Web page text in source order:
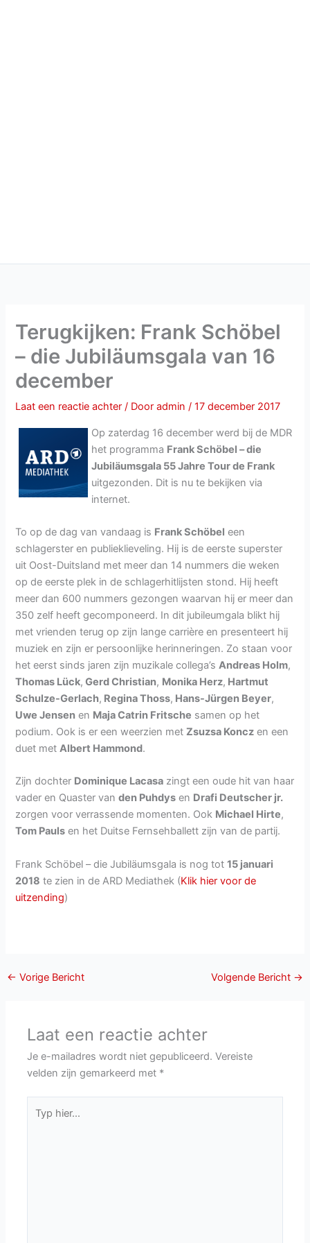
Terugkijken: Frank Schöbel
– die Jubiläumsgala van 16
december
Laat een reactie achter / Dooradmin/17 december 2017
Op zaterdag 16 december werd bij de MDR
het programma Frank Schöbel – die
Jubiläumsgala 55 Jahre Tour de Frank
uitgezonden. Dit is nu te bekijken via
internet.
To op de dag van vandaag is Frank Schöbel een
schlagerster en publieklieveling. Hij is de eerste superster
uit Oost-Duitsland met meer dan 14 nummers die weken
op de eerste plek in de schlagerhitlijsten stond. Hij heeft
meer dan 600 nummers gezongen waarvan hij er meer dan
350 zelf heeft gecomponeerd. In dit jubileumgala blikt hij
met vrienden terug op zijn lange carrière en presenteert hij
muziek en zijn er persoonlijke herinneringen. Zo staan voor
het eerst sinds jaren zijn muzikale collega’sAndreas Holm,
Thomas Lück, Gerd Christian, Monika Herz, Hartmut
Schulze-Gerlach, Regina Thoss, Hans-Jürgen Beyer,
Uwe Jensen en Maja Catrin Fritsche samen op het
podium. Ook is er een weerzien metZsuzsa Koncz en een
duet metAlbert Hammond.
Zijn dochter Dominique Lacasa zingt een oude hit van haar
vader en Quaster vanden Puhdys en Drafi Deutscher jr.
zorgen voor verrassende momenten. Ook Michael Hirte,
Tom Pauls en het Duitse Fernsehballett zijn van de partij.
Frank Schöbel – die Jubiläumsgala is nog tot15 januari
2018 te zien in de ARD Mediathek (Klik hier voor de
uitzending)
← Vorige Bericht Volgende Bericht →
Laat een reactie achter
Je e-mailadres wordt niet gepubliceerd. Vereiste
velden zijn gemarkeerd met *
hier...